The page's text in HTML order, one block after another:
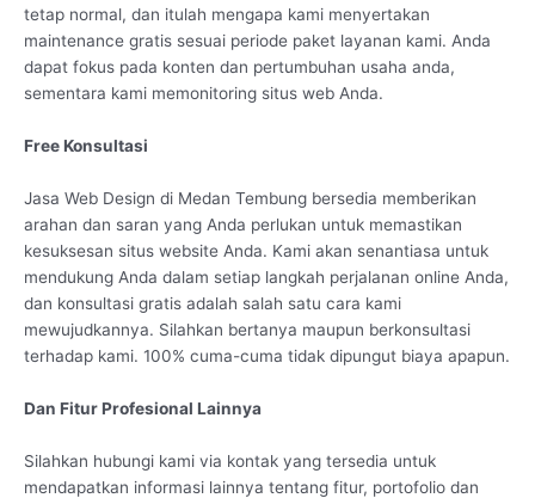
tetap normal, dan itulah mengapa kami menyertakan
maintenance gratis sesuai periode paket layanan kami. Anda
dapat fokus pada konten dan pertumbuhan usaha anda,
sementara kami memonitoring situs web Anda.
Free Konsultasi
Jasa Web Design di Medan Tembung bersedia memberikan
arahan dan saran yang Anda perlukan untuk memastikan
kesuksesan situs website Anda. Kami akan senantiasa untuk
mendukung Anda dalam setiap langkah perjalanan online Anda,
dan konsultasi gratis adalah salah satu cara kami
mewujudkannya. Silahkan bertanya maupun berkonsultasi
terhadap kami. 100% cuma-cuma tidak dipungut biaya apapun.
Dan Fitur Profesional Lainnya
Silahkan hubungi kami via kontak yang tersedia untuk
mendapatkan informasi lainnya tentang fitur, portofolio dan